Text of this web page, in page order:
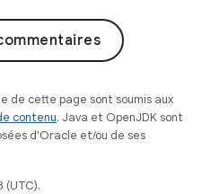
de cette page sont soumis aux
contenu. Java et OpenJDK sont
d'Oracle et/ou de ses
(UTC).